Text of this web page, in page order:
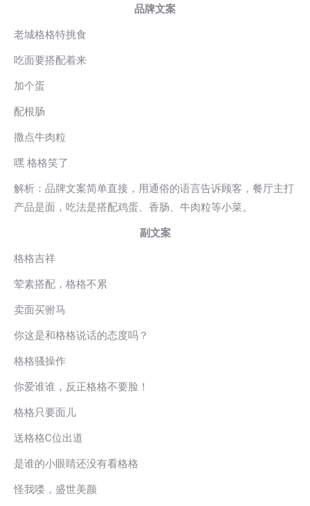
品牌文案
老城格格特挑食
吃面要搭配着来
加个蛋
配根肠
撒点牛肉粒
嘿 格格笑了
解析：品牌文案简单直接，用通俗的语言告诉顾客，餐厅主打
产品是面，吃法是搭配鸡蛋、香肠、牛肉粒等小菜。
副文案
格格吉祥
荤素搭配，格格不累
卖面买驸马
你这是和格格说话的态度吗？
格格骚操作
你爱谁谁，反正格格不要脸！
格格只要面儿
送格格C位出道
是谁的小眼睛还没有看格格
怪我喽，盛世美颜